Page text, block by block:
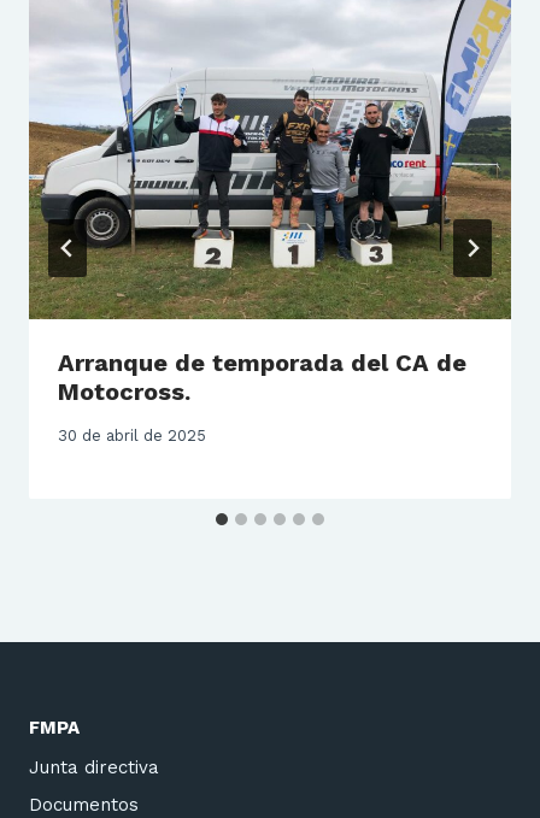
Arranque de temporada del CA de
Motocross.
30 de abril de 2025
FMPA
Junta directiva
Documentos